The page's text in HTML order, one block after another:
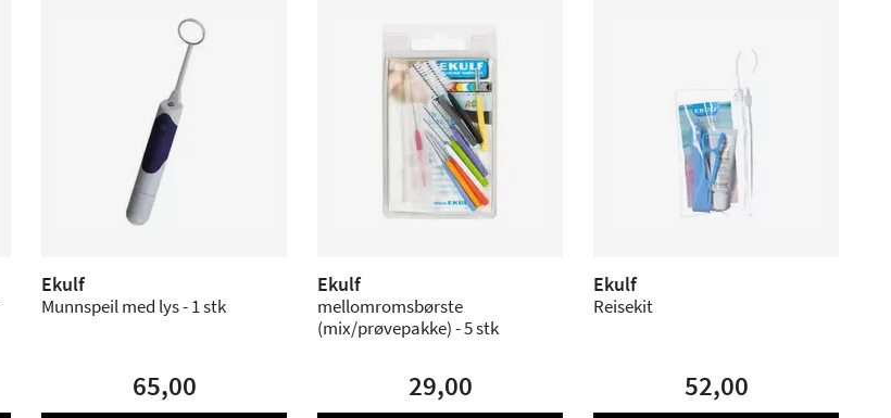
Ekulf
Munnspeil med lys - 1 stk
65,00
Ekulf
mellomromsbørste
(mix/prøvepakke) - 5 stk
29,00
Ekulf
Reisekit
52,00